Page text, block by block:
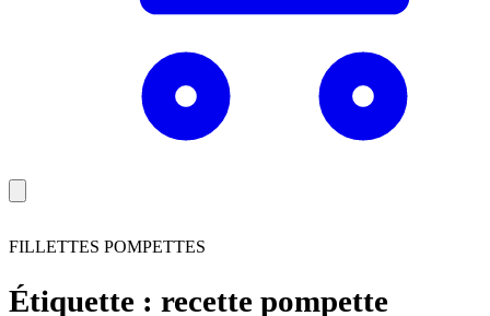
FILLETTES POMPETTES
Étiquette : recette pompette